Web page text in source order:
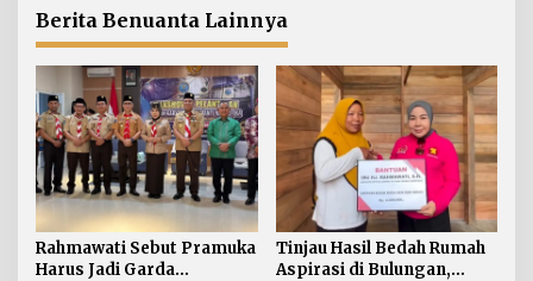
Petani di Desa Gunung
Putih
Berita Benuanta Lainnya
Rahmawati Sebut Pramuka
Harus Jadi Garda
Tinjau Hasil Bedah Rumah
Aspirasi di Bulungan,